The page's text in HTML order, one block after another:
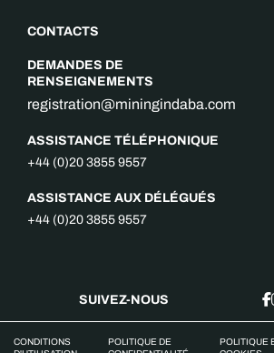
CONTACTS
DEMANDES DE
RENSEIGNEMENTS
registration@miningindaba.com
ASSISTANCE TÉLÉPHONIQUE
+44 (0)20 3855 9557
ASSISTANCE AUX DÉLÉGUÉS
+44 (0)20 3855 9557
SUIVEZ-NOUS
CONDITIONS
POLITIQUE DE
POLITIQUE